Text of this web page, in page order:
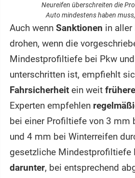
Neureifen überschreiten die
Auto mindestens haben
Auch wenn Sanktionen in aller
drohen, wenn die
Mindestprofiltiefe bei Pkw
unterschritten ist, empfiehlt
Fahrsicherheit ein weit
Experten empfehlen
bei einer Profiltiefe von 3 mm
und 4 mm bei Winterreifen
gesetzliche Mindestprofiltiefe
darunter, bei entsprechend